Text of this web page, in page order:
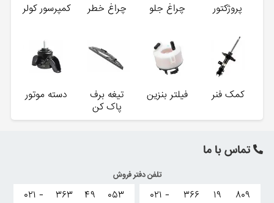
پروژکتور چراغ جلو چراغ خطر کمپرسور کولر
کمک فنر فیلتر بنزین
تیغه برف
پاک کن
دسته موتور
تماس با ما
تلفن دفتر فروش
۰۲۱ - ۳۶۶ ۱۹
۸۰۹
۰۲۱ - ۳۶۳ ۴۹
۰۵۳